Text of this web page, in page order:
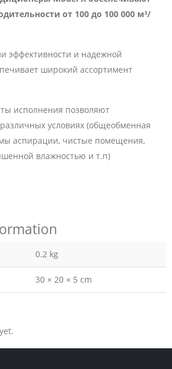
от 100 до 100 000 м³/
эффективности и надежной
широкий ассортимент
исполнения позволяют
условиях (общеобменная
аспирации, чистые помещения,
влажностью и т.п)
0.2 kg
30 × 20 × 5 cm